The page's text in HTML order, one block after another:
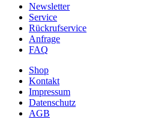
Newsletter
Service
Rückrufservice
Anfrage
FAQ
Shop
Kontakt
Impressum
Datenschutz
AGB